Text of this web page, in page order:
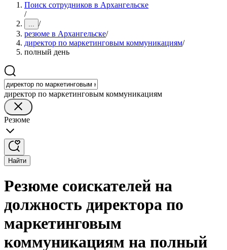
Поиск сотрудников в Архангельске
/
... /
резюме в Архангельске/
директор по маркетинговым коммуникациям/
полный день
директор по маркетинговым коммуникациям
Резюме
Найти
Резюме соискателей на
должность директора по
маркетинговым
коммуникациям на полный